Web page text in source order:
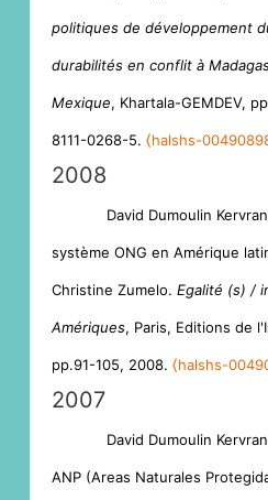
politiques de développement
durabilités en conflit à
Mexique, Khartala-GEMDEV,
8111-0268-5. ⟨halshs-
2008
David Dumoulin
système ONG en Amérique
Christine Zumelo. Egalité (s) /
Amériques, Paris, Editions de
pp.91-105, 2008. ⟨halshs-
2007
David Dumoulin
ANP (Areas Naturales